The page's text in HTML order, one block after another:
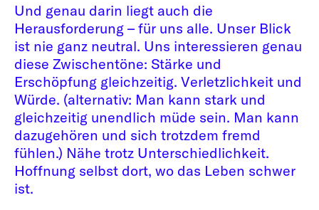
Und genau darin liegt auch die
Herausforderung – für uns alle. Unser Blick
ist nie ganz neutral. Uns interessieren genau
diese Zwischentöne: Stärke und
Erschöpfung gleichzeitig. Verletzlichkeit und
Würde. (alternativ: Man kann stark und
gleichzeitig unendlich müde sein. Man kann
dazugehören und sich trotzdem fremd
fühlen.) Nähe trotz Unterschiedlichkeit.
Hoffnung selbst dort, wo das Leben schwer
ist.